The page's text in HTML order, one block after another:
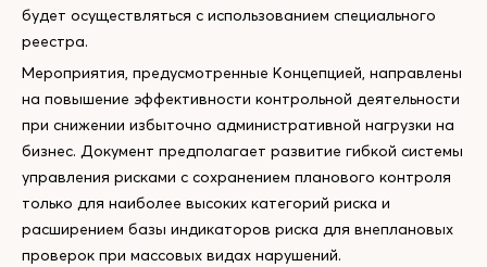
будет осуществляться с использованием специального
реестра.
Мероприятия, предусмотренные Концепцией, направлены
на повышение эффективности контрольной деятельности
при снижении избыточно административной нагрузки на
бизнес. Документ предполагает развитие гибкой системы
управления рисками с сохранением планового контроля
только для наиболее высоких категорий риска и
расширением базы индикаторов риска для внеплановых
проверок при массовых видах нарушений.